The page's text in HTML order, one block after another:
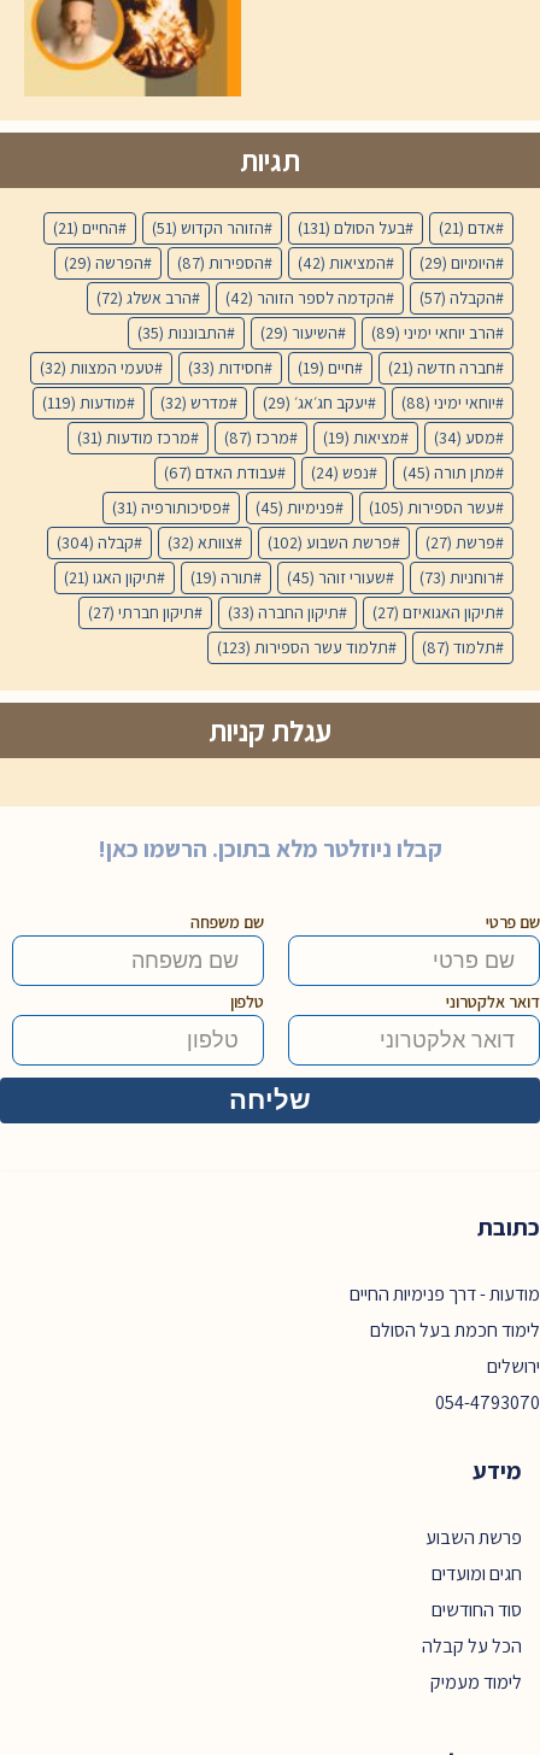
תגיות
אדם (21) בעל הסולם (131) הזוהר הקדוש (51) החיים (21)
היומיום (29) המציאות (42) הספירות (87) הפרשה (29)
הקבלה (57) הקדמה לספר הזוהר (42) הרב אשלג (72)
הרב יוחאי ימיני (89) השיעור (29) התבוננות (35)
חברה חדשה (21) חיים (19) חסידות (33) טעמי המצוות (32)
יוחאי ימיני (88) יעקב חג׳אג׳ (29) מדרש (32) מודעות (119)
מסע (34) מציאות (19) מרכז (87) מרכז מודעות (31)
מתן תורה (45) נפש (24) עבודת האדם (67)
עשר הספירות (105) פנימיות (45) פסיכותורפיה (31)
פרשת (27) פרשת השבוע (102) צוותא (32) קבלה (304)
רוחניות (73) שעורי זוהר (45) תורה (19) תיקון האגו (21)
תיקון האגואיזם (27) תיקון החברה (33) תיקון חברתי (27)
תלמוד (87) תלמוד עשר הספירות (123)
עגלת קניות
קבלו ניוזלטר מלא בתוכן. הרשמו כאן!
שם פרטי שם משפחה
דואר אלקטרוני טלפון
כתובת
מודעות - דרך פנימיות החיים
לימוד חכמת בעל הסולם
ירושלים
054-4793070
מידע
פרשת השבוע
חגים ומועדים
סוד החודשים
הכל על קבלה
לימוד מעמיק